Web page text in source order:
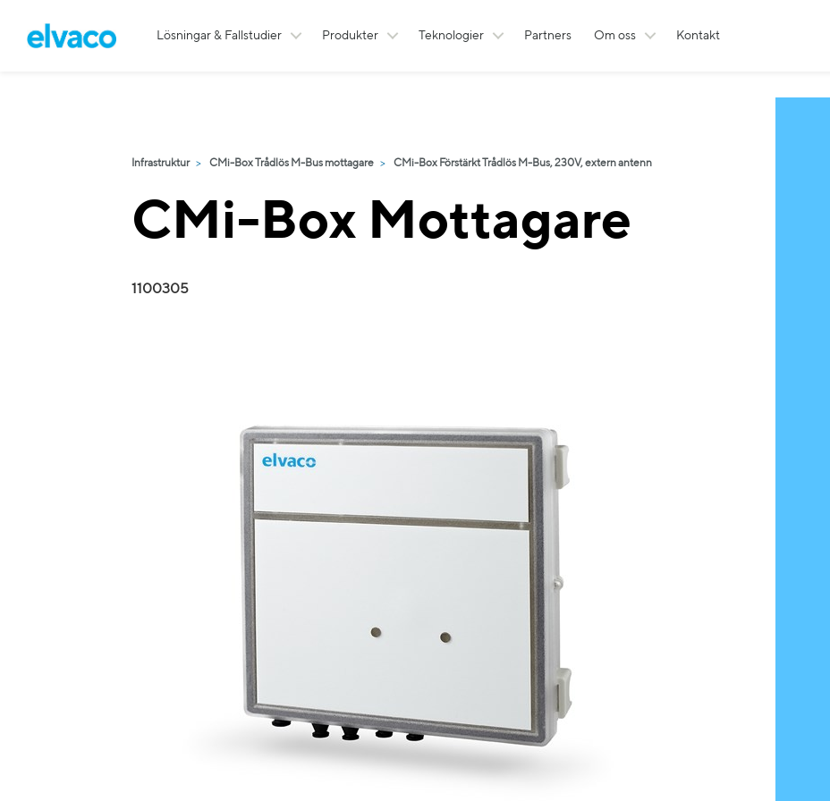
Lösningar & Fallstudier Produkter Teknologier Partners Om oss Kontakt
Infrastruktur CMi-Box Trådlös M-Bus mottagare CMi-Box Förstärkt Trådlös M-Bus, 230V, extern antenn
CMi-Box Mottagare
1100305